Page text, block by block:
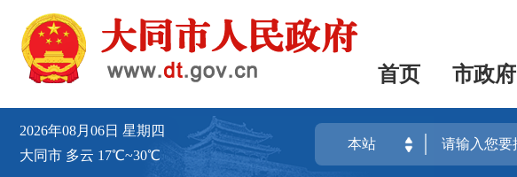
首页 市政府
2026年08月06日 星期四
大同市 多云 17℃~30℃
本站